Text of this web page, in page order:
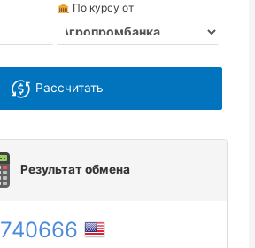
По курсу от
Рассчитать
Результат обмена
740666